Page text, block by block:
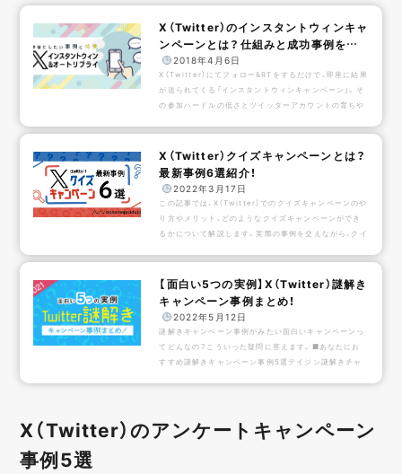
X（Twitter）のインスタントウィンキャ
ンペーンとは？仕組みと成功事例を解
説！2018年4月6日
X（Twitter）にてフォロー&RTをするだけで、即座に結果
が送られてくる「インスタントウィンキャンペーン」。そ
の参加ハードルの低さとツイッターアカウントの育ちや
事では、インスタントウィンとは何か、メリットデメリッ
トと共に、事例の紹介をしていきます。各インスタントウ
ィンキャンペーン事例をみるとあまり大きな違いは無い
ものの、コンテンツによって使用されている動画の傾向
が違ったりと細やかな違いがあります。このキャンペー
X（Twitter）クイズキャンペーンとは？
最新事例6選紹介！
2022年3月17日
この記事では、X（Twitter）でのクイズキャンペーンのや
り方やメリット、どのようなクイズキャンペーンができ
るかについて解説します。実際の事例を交えながら、クイ
お役立てください。私たちはSNSやデジタルを活用した
企業のキャンペーン事例をYouTubeやブログで紹介し
ており、また多くの企業様のキャンペーンをお手伝いを
してきたので、キャンペーンに関する豊富な知識を有し
ています。実績はこちらから。関連リンク｜X(Twitter)
【面白い5つの実例】X（Twitter）謎解き
キャンペーン事例まとめ！
2022年5月12日
謎解きキャンペーン事例がみたい面白いキャンペーンっ
てどんなの？こういった疑問に答えます。■あなたにお
すすめ謎解きキャンペーン事例5選テイジン謎解きチャ
来のモビリティを作ろう！キャンペーンのポイント:・謎
解きキャンペーンとシンプルなフォロー&RTを併用こち
X（Twitter）のアンケートキャンペーン
事例5選